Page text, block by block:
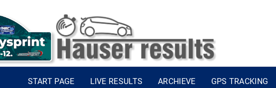
START PAGE LIVE RESULTS ARCHIEVE GPS TRACKING